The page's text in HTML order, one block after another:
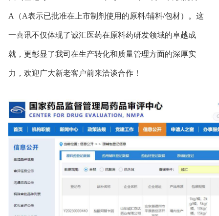
A（A表示已批准在上市制剂使用的原料/辅料/包材）。这
一喜讯不仅体现了诚汇医药在原料药研发领域的卓越成
就，更彰显了我司在生产转化和质量管理方面的深厚实
力，欢迎广大新老客户前来洽谈合作！